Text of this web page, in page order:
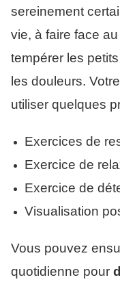
sereinement
vie, à faire face
tempérer les
les douleurs.
utiliser quelques
Exercices de
Exercice de
Exercice de
Visualisation
Vous pouvez
quotidienne pour